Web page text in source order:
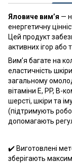
Яловиче вим’я —
енергетичну
Цей продукт
активних ігор або
Вим’я багате на
еластичність
загальному
вітаміни E, PP, B-
шерсті, шкіри та
(підтримують
допомагають
✔️ Виготовлені
зберігають